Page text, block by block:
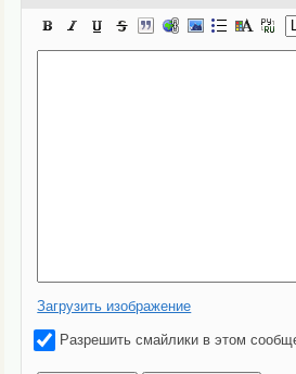
Загрузить изображение
Разрешить смайлики в этом